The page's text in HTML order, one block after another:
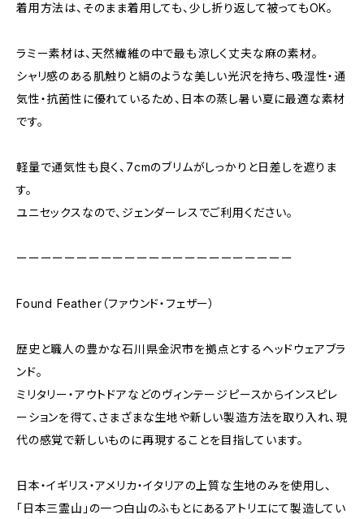
着用方法は、そのまま着用しても、少し折り返して被ってもOK。
ラミー素材は、天然繊維の中で最も涼しく丈夫な麻の素材。
シャリ感のある肌触りと絹のような美しい光沢を持ち、吸湿性・通
気性・抗菌性に優れているため、日本の蒸し暑い夏に最適な素材
です。
軽量で通気性も良く、7cmのブリムがしっかりと日差しを遮りま
す。
ユニセックスなので、ジェンダーレスでご利用ください。
ーーーーーーーーーーーーーーーーーーーーーーー
Found Feather（ファウンド・フェザー）
歴史と職人の豊かな石川県金沢市を拠点とするヘッドウェアブラ
ンド。
ミリタリー・アウトドアなどのヴィンテージピースからインスピレ
ーションを得て、さまざまな生地や新しい製造方法を取り入れ、現
代の感覚で新しいものに再現することを目指しています。
日本・イギリス・アメリカ・イタリアの上質な生地のみを使用し、
「日本三霊山」の一つ白山のふもとにあるアトリエにて製造してい